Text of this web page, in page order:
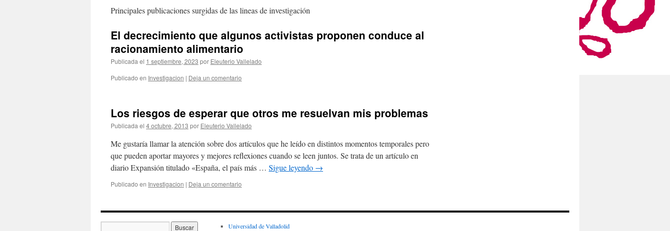
Principales publicaciones surgidas de las lineas de investigación
El decrecimiento que algunos activistas proponen conduce al
racionamiento alimentario
Publicada el 1 septiembre, 2023 por Eleuterio Vallelado
Publicado en Investigacion | Deja un comentario
Los riesgos de esperar que otros me resuelvan mis problemas
Publicada el 4 octubre, 2013 por Eleuterio Vallelado
Me gustaría llamar la atención sobre dos artículos que he leído en distintos momentos temporales pero
que pueden aportar mayores y mejores reflexiones cuando se leen juntos. Se trata de un artículo en
diario Expansión titulado «España, el país más … Sigue leyendo →
Publicado en Investigacion | Deja un comentario
Universidad de Valladolid